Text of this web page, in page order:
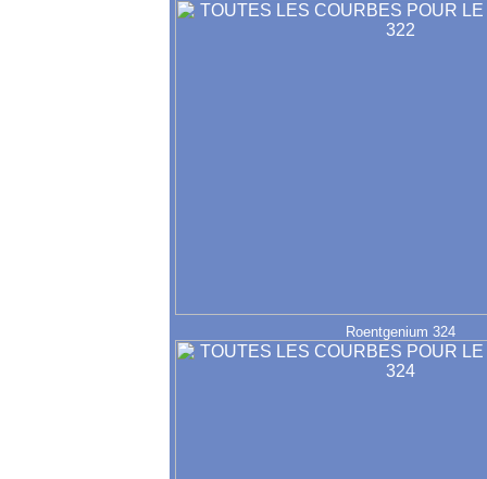
Roentgenium 324